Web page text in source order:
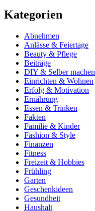
Kategorien
Abnehmen
Anlässe & Feiertage
Beauty & Pflege
Beiträge
DIY & Selber machen
Einrichten & Wohnen
Erfolg & Motivation
Ernährung
Essen & Trinken
Fakten
Familie & Kinder
Fashion & Style
Finanzen
Fitness
Freizeit & Hobbies
Frühling
Garten
Geschenkideen
Gesundheit
Haushalt